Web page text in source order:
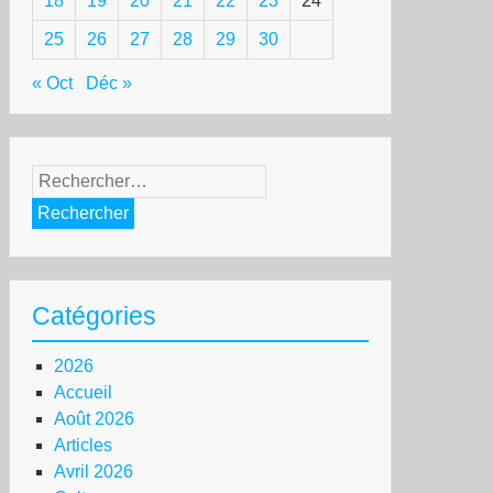
:
25 26 27 28 29 30
« Oct Déc »
Rechercher :
Catégories
2026
Accueil
Août 2026
Articles
Avril 2026